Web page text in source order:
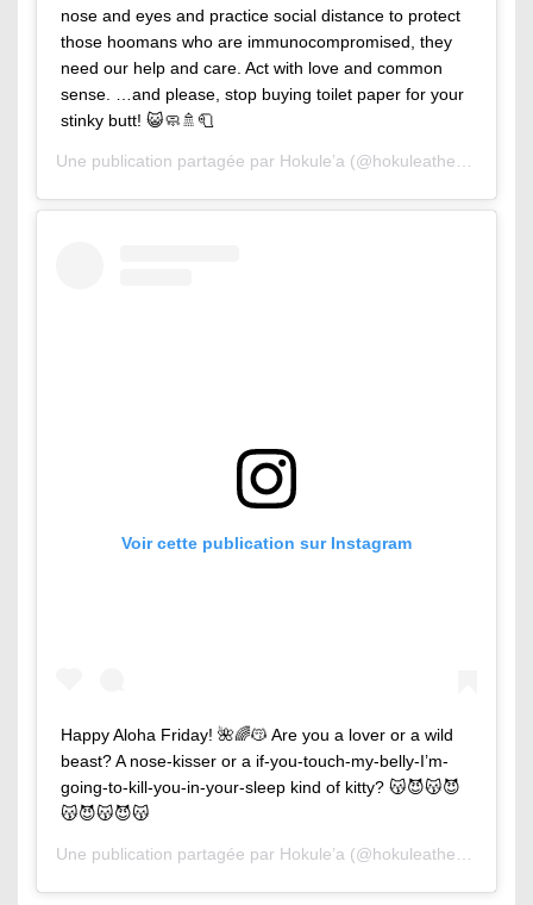
nose and eyes and practice social distance to protect
those hoomans who are immunocompromised, they
need our help and care. Act with love and common
sense. …and please, stop buying toilet paper for your
stinky butt! 😺🧼🚿🧻
Une publication partagée par Hokule’a (@hokuleathesurfingcat) le
Voir cette publication sur Instagram
Happy Aloha Friday! 🌺🌈😽 Are you a lover or a wild
beast? A nose-kisser or a if-you-touch-my-belly-I’m-
going-to-kill-you-in-your-sleep kind of kitty? 😽😈😽😈
😽😈😽😈😽
Une publication partagée par Hokule’a (@hokuleathesurfingcat) le